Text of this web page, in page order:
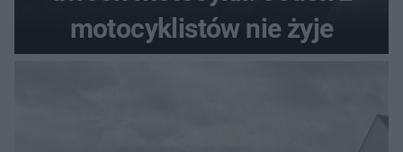
motocyklistów nie żyje